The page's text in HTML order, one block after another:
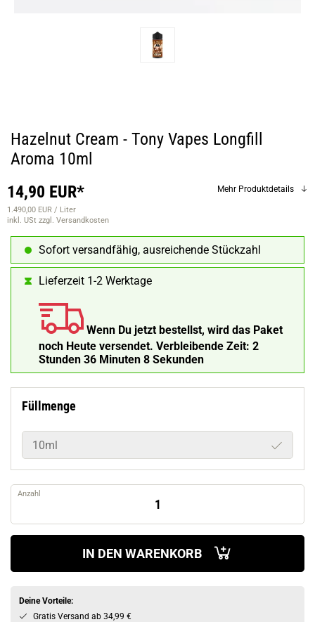
Hazelnut Cream - Tony Vapes Longfill
Aroma 10ml
14,90 EUR*
1.490,00 EUR / Liter
inkl. USt zzgl. Versandkosten
Mehr Produktdetails
Sofort versandfähig, ausreichende Stückzahl
Lieferzeit 1-2 Werktage
Wenn Du jetzt bestellst, wird das Paket
noch Heute versendet. Verbleibende Zeit: 2
Stunden 36 Minuten 7 Sekunden
Füllmenge
10ml
Anzahl
IN DEN WARENKORB
Deine Vorteile:
Gratis Versand ab 34,99 €